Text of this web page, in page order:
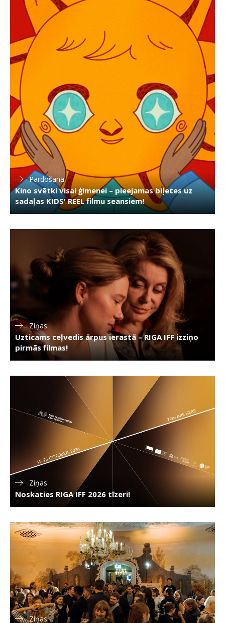
Pārdošanā
Kino svētki visai ģimenei – pieejamas biļetes uz
sadaļas KIDS' REEL filmu seansiem!
Ziņas
Uzticams ceļvedis ārpus ierastā – RIGA IFF izziņo
pirmās filmas!
Ziņas
Noskaties RIGA IFF 2026 tīzeri!
Ziņas